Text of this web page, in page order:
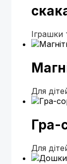
Іграшки
Для
Гра-
Для